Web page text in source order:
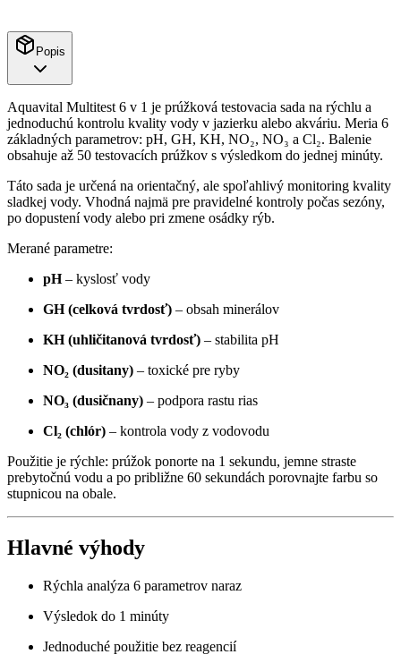
Popis
Aquavital Multitest 6 v 1 je prúžková testovacia sada na rýchlu a
jednoduchú kontrolu kvality vody v jazierku alebo akváriu. Meria 6
základných parametrov: pH, GH, KH, NO₂, NO₃ a Cl₂. Balenie
obsahuje až 50 testovacích prúžkov s výsledkom do jednej minúty.
Táto sada je určená na orientačný, ale spoľahlivý monitoring kvality
sladkej vody. Vhodná najmä pre pravidelné kontroly počas sezóny,
po dopustení vody alebo pri zmene osádky rýb.
Merané parametre:
pH– kyslosť vody
GH (celková tvrdosť) – obsah minerálov
KH (uhličitanová tvrdosť) – stabilita pH
NO₂ (dusitany) – toxické pre ryby
NO₃ (dusičnany) – podpora rastu rias
Cl₂ (chlór) – kontrola vody z vodovodu
Použitie je rýchle: prúžok ponorte na 1 sekundu, jemne straste
prebytočnú vodu a po približne 60 sekundách porovnajte farbu so
stupnicou na obale.
Hlavné výhody
Rýchla analýza 6 parametrov naraz
Výsledok do 1 minúty
Jednoduché použitie bez reagencií